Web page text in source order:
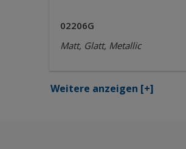
02206G
Matt, Glatt, Metallic
Weitere anzeigen [+]